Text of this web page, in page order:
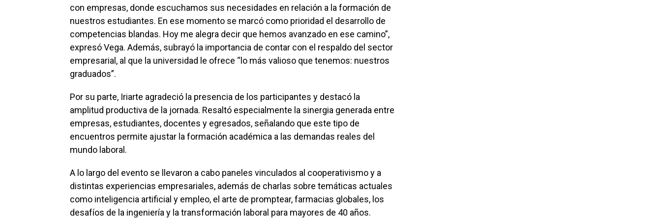
con empresas, donde escuchamos sus necesidades en relación a la formación de
nuestros estudiantes. En ese momento se marcó como prioridad el desarrollo de
competencias blandas. Hoy me alegra decir que hemos avanzado en ese camino”,
expresó Vega. Además, subrayó la importancia de contar con el respaldo del sector
empresarial, al que la universidad le ofrece “lo más valioso que tenemos: nuestros
graduados”.
Por su parte, Iriarte agradeció la presencia de los participantes y destacó la
amplitud productiva de la jornada. Resaltó especialmente la sinergia generada entre
empresas, estudiantes, docentes y egresados, señalando que este tipo de
encuentros permite ajustar la formación académica a las demandas reales del
mundo laboral.
A lo largo del evento se llevaron a cabo paneles vinculados al cooperativismo y a
distintas experiencias empresariales, además de charlas sobre temáticas actuales
como inteligencia artificial y empleo, el arte de promptear, farmacias globales, los
desafíos de la ingeniería y la transformación laboral para mayores de 40 años.